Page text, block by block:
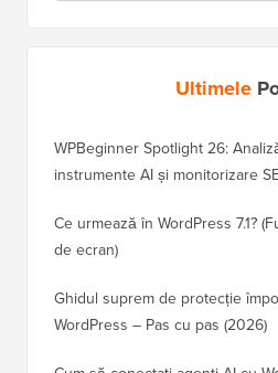
Ultimele
WPBeginner Spotlight 26:
instrumente AI și monitorizare
Ce urmează în WordPress 7.1?
de ecran)
Ghidul suprem de protecție
WordPress – Pas cu pas (2026)